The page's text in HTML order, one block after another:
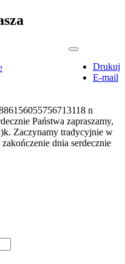
Drukuj
E-mail
Państwa zapraszamy,
Zaczynamy tradycyjnie w
dnia serdecznie